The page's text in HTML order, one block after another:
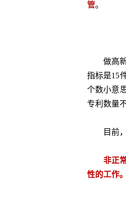
管。
做高
指标是15
个数小意
专利数量
目前
非正
性的工作。